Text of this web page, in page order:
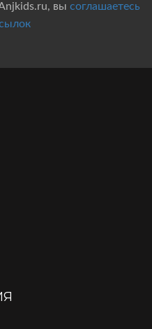
вы соглашаетесь